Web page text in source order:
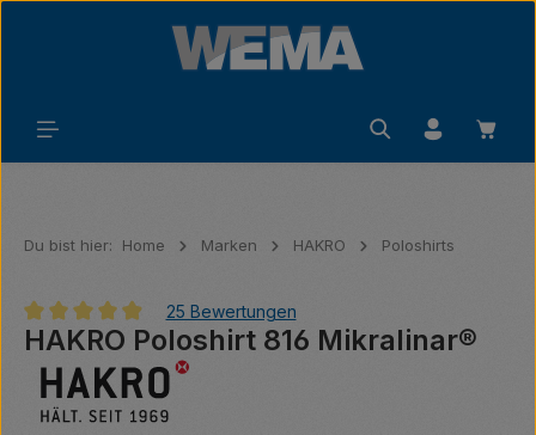
Zum Hauptinhalt springen
Du bist hier: Home Marken HAKRO Poloshirts
Durchschnittliche Bewertung von 4.92 von 5 Sternen
25 Bewertungen
HAKRO Poloshirt 816 Mikralinar®